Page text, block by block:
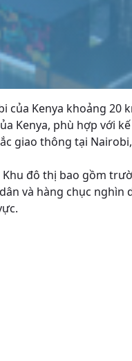
của Kenya khoảng 20
Kenya, phù hợp với
giao thông tại
đô thị bao gồm
và hàng chục nghìn